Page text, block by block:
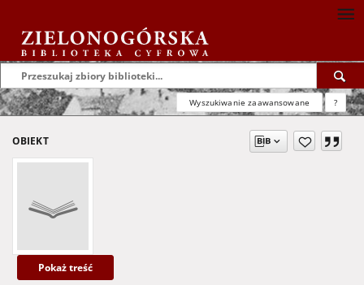
Wyszukiwanie zaawansowane ?
OBIEKT
Pokaż treść